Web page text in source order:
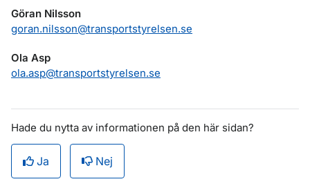
Göran Nilsson
goran.nilsson@transportstyrelsen.se
Ola Asp
ola.asp@transportstyrelsen.se
Hade du nytta av informationen på den här sidan?
Ja Nej